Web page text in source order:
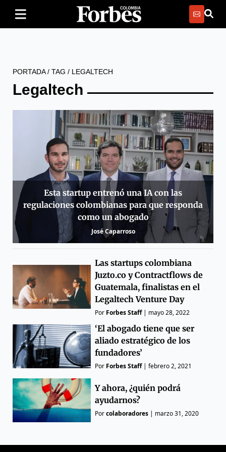
PORTADA/ TAG / LEGALTECH
Legaltech
Esta startup entrenó una IA con las
regulaciones colombianas para que responda
como un abogado
José Caparroso
Las startups colombiana
Juzto.co y Contractflows de
Guatemala, finalistas en el
Legaltech Venture Day
Por Forbes Staff| mayo 28, 2022
‘El abogado tiene que ser
aliado estratégico de los
fundadores’
Por Forbes Staff|febrero 2, 2021
Y ahora, ¿quién podrá
ayudarnos?
Porcolaboradores | marzo 31, 2020